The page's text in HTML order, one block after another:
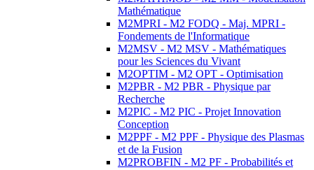
Mathématique
M2MPRI - M2 FODQ - Maj. MPRI -
Fondements de l'Informatique
M2MSV - M2 MSV - Mathématiques
pour les Sciences du Vivant
M2OPTIM - M2 OPT - Optimisation
M2PBR - M2 PBR - Physique par
Recherche
M2PIC - M2 PIC - Projet Innovation
Conception
M2PPF - M2 PPF - Physique des Plasmas
et de la Fusion
M2PROBFIN - M2 PF - Probabilités et